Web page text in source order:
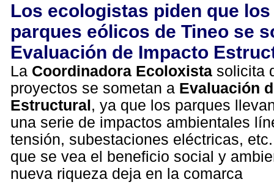
Los ecologistas piden que
parques eólicos de Tineo se
Evaluación de Impacto
La Coordinadora Ecoloxista solicita
proyectos se sometan a Evaluación
Estructural , ya que los parques
una serie de impactos ambientales
tensión, subestaciones eléctricas,
que se vea el beneficio social y
nueva riqueza deja en la comarca